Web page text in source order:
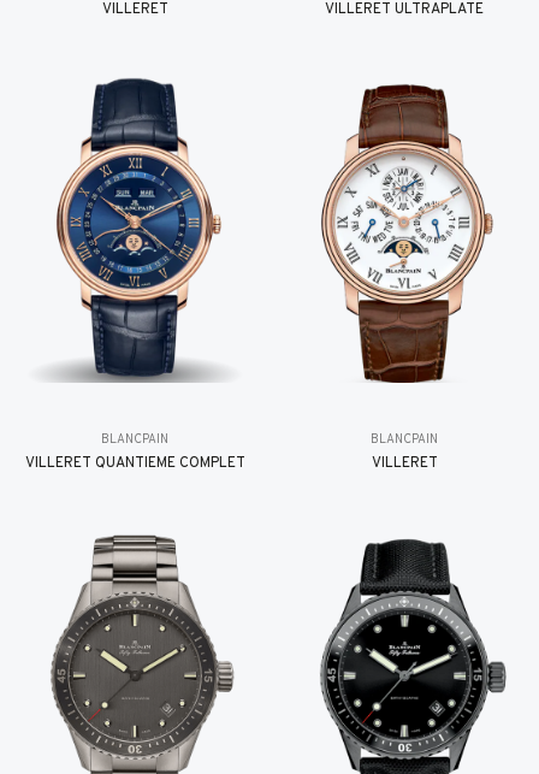
VILLERET VILLERET ULTRAPLATE
BLANCPAIN
VILLERET QUANTIÈME COMPLET
BLANCPAIN
VILLERET